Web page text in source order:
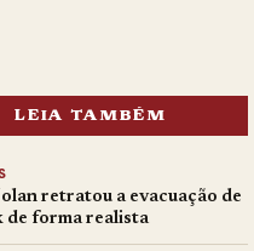
LEIA TAMBÉM
retratou a evacuação de
de forma realista